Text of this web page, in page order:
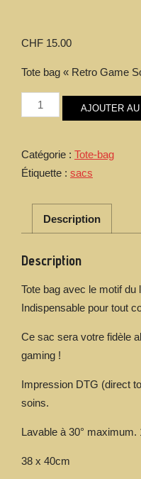
CHF 15.00
Tote bag « Retro Game
quantité
de
"Retro
Game
AJOUTER
Catégorie : Tote-bag
Étiquette : sacs
Description
Description
Tote bag avec le motif
Indispensable pour tout
Ce sac sera votre fidèle
gaming !
Impression DTG (direct
soins.
Lavable à 30° maximum.
38 x 40cm